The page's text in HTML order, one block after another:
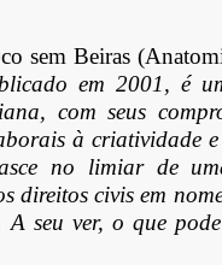
sem Beiras
em 2001, é
com seus
à criatividade
no limiar de
direitos civis em
A seu ver, o que